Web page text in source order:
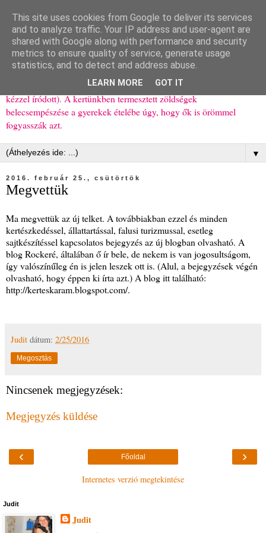
Ízőrző
Kisgyerekes család kipróbált, többnyire egészséges ételeket
bemutató receptjei a mindennapokra (mert a papírfecniket folyton
elhagyom) és gyerekeimnek ajándékba (mint régen, csak ez nem
kézzel íródott). A kertünkben termesztett zöldségek
belecsempészése a gyerekek ételébe úgy, hogy ők is örömmel
fogyasszák azt.
▼
2016. február 25., csütörtök
Megvettük
Ma megvettük az új telket. A továbbiakban ezzel és minden
kertészkedéssel, állattartással, falusi turizmussal, esetleg
sajtkészítéssel kapcsolatos bejegyzés az új blogban olvasható. A
blog Rockeré, általában ő ír bele, de nekem is van jogosultságom,
így valószínűleg én is jelen leszek ott is. (Alul, a bejegyzések végén
olvasható, hogy éppen ki írta azt.) A blog itt található:
http://kerteskaram.blogspot.com/.
Judit dátum: 2/25/2016
Megosztás
Nincsenek megjegyzések:
Megjegyzés küldése
‹ ›
Főoldal
Internetes verzió megtekintése
Judit
Judit
This site uses cookies from Google to deliver its services
and to analyze traffic. Your IP address and user-agent are
shared with Google along with performance and security
metrics to ensure quality of service, generate usage
statistics, and to detect and address abuse.
LEARN MORE GOT IT